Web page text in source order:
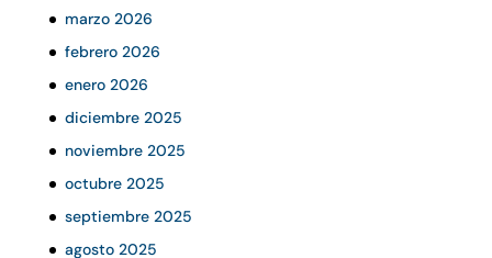
marzo 2026
febrero 2026
enero 2026
diciembre 2025
noviembre 2025
octubre 2025
septiembre 2025
agosto 2025